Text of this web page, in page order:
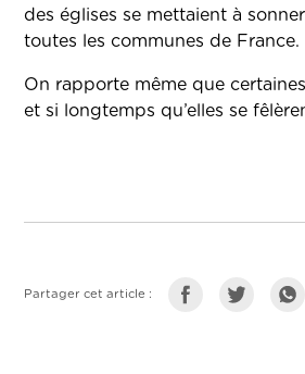
des églises se mettaient à
toutes les communes de France.
On rapporte même que
et si longtemps qu’elles se
Partager cet article :